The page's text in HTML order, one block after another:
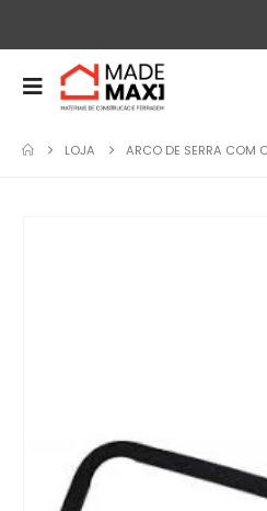
LOJA ARCO DE SERRA COM